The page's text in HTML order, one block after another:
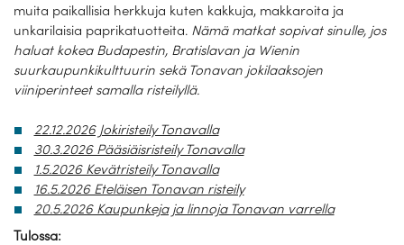
muita paikallisia herkkuja kuten kakkuja, makkaroita ja
unkarilaisia paprikatuotteita. Nämä matkat sopivat sinulle, jos
haluat kokea Budapestin, Bratislavan ja Wienin
suurkaupunkikulttuurin sekä Tonavan jokilaaksojen
viiniperinteet samalla risteilyllä.
22.12.2026 Jokiristeily Tonavalla
30.3.2026 Pääsiäisristeily Tonavalla
1.5.2026 Kevätristeily Tonavalla
16.5.2026 Eteläisen Tonavan risteily
20.5.2026 Kaupunkeja ja linnoja Tonavan varrella
Tulossa: